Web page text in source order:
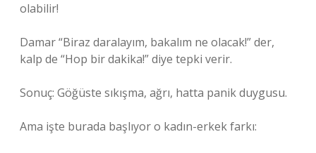
olabilir!
Damar “Biraz daralayım, bakalım ne olacak!” der,
kalp de “Hop bir dakika!” diye tepki verir.
Sonuç: Göğüste sıkışma, ağrı, hatta panik duygusu.
Ama işte burada başlıyor o kadın-erkek farkı: